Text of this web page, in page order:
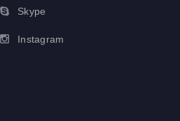
Skype
Instagram